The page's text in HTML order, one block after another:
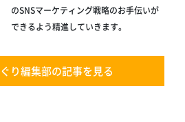
のSNSマーケティング戦略のお手伝いが
できるよう精進していきます。
り編集部の記事を見る